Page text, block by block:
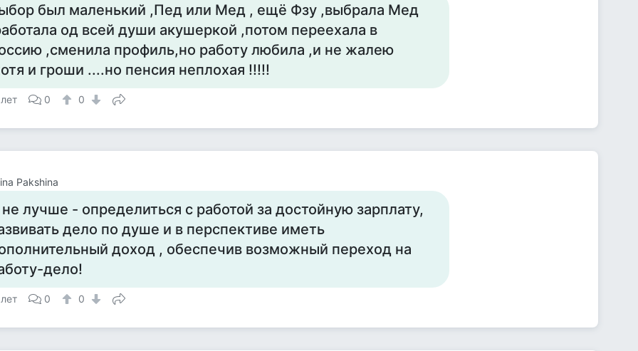
был маленький ,Пед или Мед , ещё Фзу ,выбрала Мед
од всей души акушеркой ,потом переехала в
,сменила профиль,но работу любила ,и не жалею
и гроши ....но пенсия неплохая !!!!!
0 0
Pakshina
лучше - определиться с работой за достойную зарплату,
дело по душе и в перспективе иметь
доход , обеспечив возможный переход на
дело!
0 0